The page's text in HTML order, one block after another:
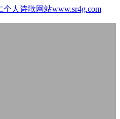
人诗歌网站www.sr4g.com